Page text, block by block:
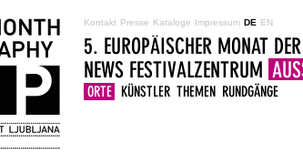
Kontakt Presse Kataloge Impressum DE EN
5. EUROPÄISCHER MONAT
NEWS FESTIVALZENTRUM
ORTE KÜNSTLER THEMEN RUNDGÄNGE